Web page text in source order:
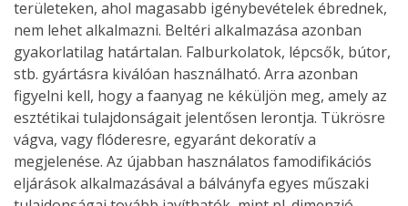
területeken, ahol magasabb igénybevételek ébrednek,
nem lehet alkalmazni. Beltéri alkalmazása azonban
gyakorlatilag határtalan. Falburkolatok, lépcsők, bútor,
stb. gyártásra kiválóan használható. Arra azonban
figyelni kell, hogy a faanyag ne kéküljön meg, amely az
esztétikai tulajdonságait jelentősen lerontja. Tükrösre
vágva, vagy flóderesre, egyaránt dekoratív a
megjelenése. Az újabban használatos famodifikációs
eljárások alkalmazásával a bálványfa egyes műszaki